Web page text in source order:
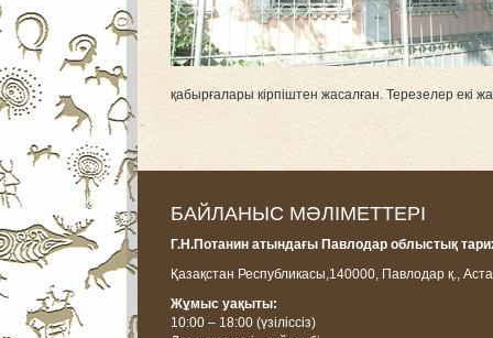
қабырғалары кірпіштен жасалған. Терезелер екі
БАЙЛАНЫС МӘЛІМЕТТЕРІ
Г.Н.Потанин атындағы Павлодар облыстық
Қазақстан Республикасы,140000, Павлодар қ.,
Жұмыс уақыты:
10:00 – 18:00 (үзіліссіз)